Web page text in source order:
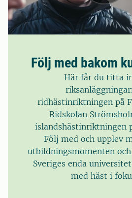
Följ med bakom
Här får du titta
ridhästinriktningen på
Ridskolan
islandshästinriktningen
Följ med och upplev
utbildningsmomenten och
Sveriges enda
med häst i